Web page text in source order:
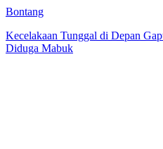
Bontang
Kecelakaan Tunggal di Depan
Diduga Mabuk